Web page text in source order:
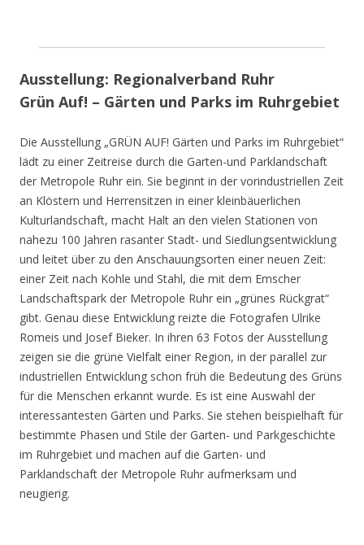
Ausstellung: Regionalverband Ruhr
Grün Auf! – Gärten und Parks im Ruhrgebiet
Die Ausstellung „GRÜN AUF! Gärten und Parks im Ruhrgebiet“
lädt zu einer Zeitreise durch die Garten-und Parklandschaft
der Metropole Ruhr ein. Sie beginnt in der vorindustriellen Zeit
an Klöstern und Herrensitzen in einer kleinbäuerlichen
Kulturlandschaft, macht Halt an den vielen Stationen von
nahezu 100 Jahren rasanter Stadt- und Siedlungsentwicklung
und leitet über zu den Anschauungsorten einer neuen Zeit:
einer Zeit nach Kohle und Stahl, die mit dem Emscher
Landschaftspark der Metropole Ruhr ein „grünes Rückgrat“
gibt. Genau diese Entwicklung reizte die Fotografen Ulrike
Romeis und Josef Bieker. In ihren 63 Fotos der Ausstellung
zeigen sie die grüne Vielfalt einer Region, in der parallel zur
industriellen Entwicklung schon früh die Bedeutung des Grüns
für die Menschen erkannt wurde. Es ist eine Auswahl der
interessantesten Gärten und Parks. Sie stehen beispielhaft für
bestimmte Phasen und Stile der Garten- und Parkgeschichte
im Ruhrgebiet und machen auf die Garten- und
Parklandschaft der Metropole Ruhr aufmerksam und
neugierig.